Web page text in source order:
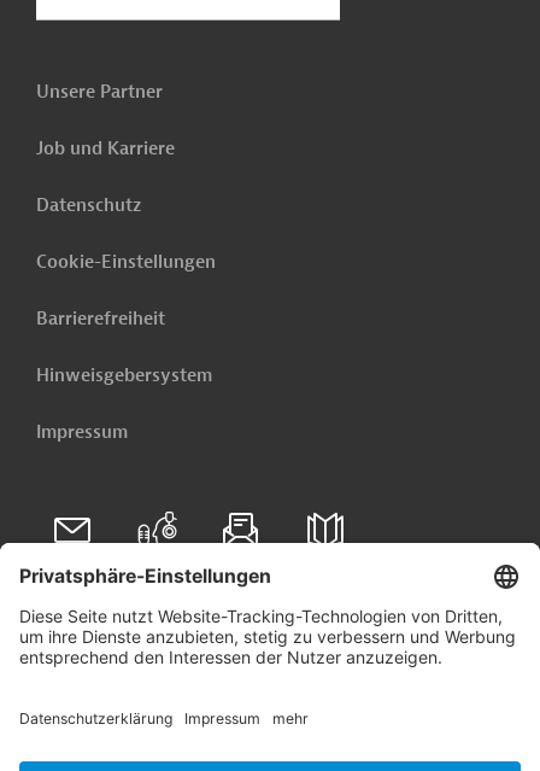
Unsere Partner
Job und Karriere
Datenschutz
Cookie-Einstellungen
Barrierefreiheit
Hinweisgebersystem
Impressum
Folgen Sie uns auf
Linkedin